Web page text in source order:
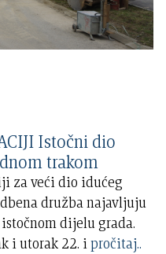
Istočni dio
trakom
za veći dio idućeg
družba najavljuju
dijelu grada.
i utorak 22. ipročitaj..